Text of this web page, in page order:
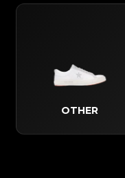
OTHER